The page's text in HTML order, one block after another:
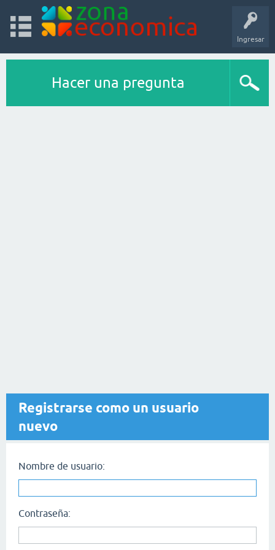
Ingresar
Hacer una pregunta
Registrarse como un usuario
nuevo
Nombre de usuario:
Contraseña: